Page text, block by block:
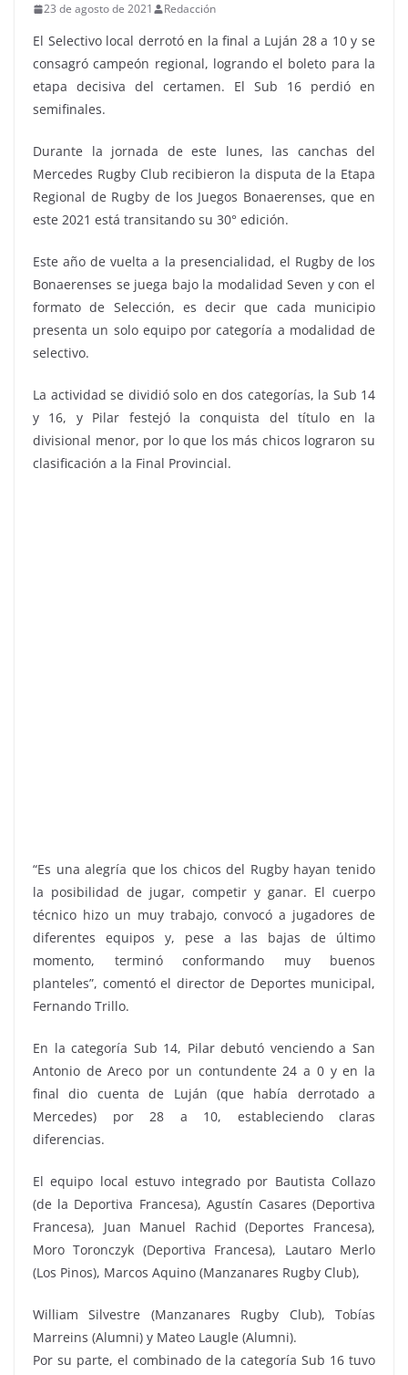
23 de agosto de 2021 Redacción
El Selectivo local derrotó en la final a Luján 28 a 10 y se
consagró campeón regional, logrando el boleto para la
etapa decisiva del certamen. El Sub 16 perdió en
semifinales.
Durante la jornada de este lunes, las canchas del
Mercedes Rugby Club recibieron la disputa de la Etapa
Regional de Rugby de los Juegos Bonaerenses, que en
este 2021 está transitando su 30° edición.
Este año de vuelta a la presencialidad, el Rugby de los
Bonaerenses se juega bajo la modalidad Seven y con el
formato de Selección, es decir que cada municipio
presenta un solo equipo por categoría a modalidad de
selectivo.
La actividad se dividió solo en dos categorías, la Sub 14
y 16, y Pilar festejó la conquista del título en la
divisional menor, por lo que los más chicos lograron su
clasificación a la Final Provincial.
“Es una alegría que los chicos del Rugby hayan tenido
la posibilidad de jugar, competir y ganar. El cuerpo
técnico hizo un muy trabajo, convocó a jugadores de
diferentes equipos y, pese a las bajas de último
momento, terminó conformando muy buenos
planteles”, comentó el director de Deportes municipal,
Fernando Trillo.
En la categoría Sub 14, Pilar debutó venciendo a San
Antonio de Areco por un contundente 24 a 0 y en la
final dio cuenta de Luján (que había derrotado a
Mercedes) por 28 a 10, estableciendo claras
diferencias.
El equipo local estuvo integrado por Bautista Collazo
(de la Deportiva Francesa), Agustín Casares (Deportiva
Francesa), Juan Manuel Rachid (Deportes Francesa),
Moro Toronczyk (Deportiva Francesa), Lautaro Merlo
(Los Pinos), Marcos Aquino (Manzanares Rugby Club),
William Silvestre (Manzanares Rugby Club), Tobías
Marreins (Alumni) y Mateo Laugle (Alumni).
Por su parte, el combinado de la categoría Sub 16 tuvo